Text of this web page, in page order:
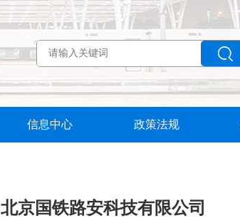
信息中心 政策法规
北京国铁路安科技有限公司